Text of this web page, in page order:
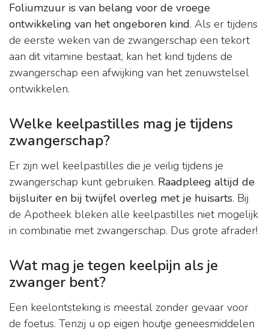
Foliumzuur is van belang voor de vroege
ontwikkeling van het ongeboren kind. Als er tijdens
de eerste weken van de zwangerschap een tekort
aan dit vitamine bestaat, kan het kind tijdens de
zwangerschap een afwijking van het zenuwstelsel
ontwikkelen.
Welke keelpastilles mag je tijdens
zwangerschap?
Er zijn wel keelpastilles die je veilig tijdens je
zwangerschap kunt gebruiken. Raadpleeg altijd de
bijsluiter en bij twijfel overleg met je huisarts. Bij
de Apotheek bleken alle keelpastilles niet mogelijk
in combinatie met zwangerschap. Dus grote afrader!
Wat mag je tegen keelpijn als je
zwanger bent?
Een keelontsteking is meestal zonder gevaar voor
de foetus. Tenzij u op eigen houtje geneesmiddelen